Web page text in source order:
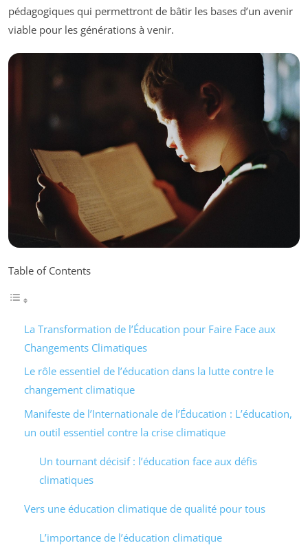
pédagogiques qui permettront de bâtir les bases d’un avenir
viable pour les générations à venir.
Table of Contents
La Transformation de l’Éducation pour Faire Face aux
Changements Climatiques
Le rôle essentiel de l’éducation dans la lutte contre le
changement climatique
Manifeste de l’Internationale de l’Éducation : L’éducation,
un outil essentiel contre la crise climatique
Un tournant décisif : l’éducation face aux défis
climatiques
Vers une éducation climatique de qualité pour tous
L’importance de l’éducation climatique